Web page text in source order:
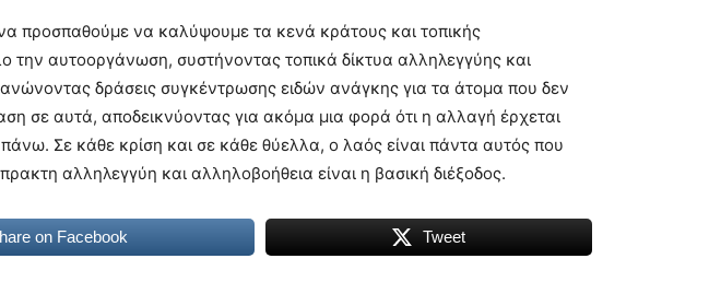
να προσπαθούμε να καλύψουμε τα κενά κράτους και τοπικής
την αυτοοργάνωση, συστήνοντας τοπικά δίκτυα αλληλεγγύης και
δράσεις συγκέντρωσης ειδών ανάγκης για τα άτομα που δεν
σε αυτά, αποδεικνύοντας για ακόμα μια φορά ότι η αλλαγή έρχεται
Σε κάθε κρίση και σε κάθε θύελλα, ο λαός είναι πάντα αυτός που
αλληλεγγύη και αλληλοβοήθεια είναι η βασική διέξοδος.
on Facebook Tweet